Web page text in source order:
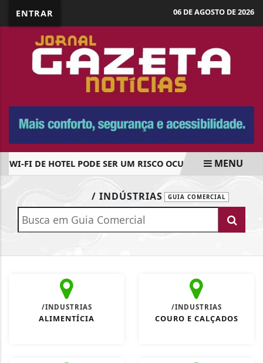
ENTRAR 06 DE AGOSTO DE 2026
WI-FI DE HOTEL PODE SER UM RISCO OCULTO PARA SEUS
MENU
/ INDÚSTRIAS GUIA COMERCIAL
/INDUSTRIAS
ALIMENTÍCIA
/INDUSTRIAS
COURO E CALÇADOS